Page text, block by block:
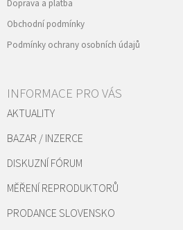
Doprava a platba
Obchodní podmínky
Podmínky ochrany osobních údajů
INFORMACE PRO VÁS
AKTUALITY
BAZAR / INZERCE
DISKUZNÍ FÓRUM
MĚŘENÍ REPRODUKTORŮ
PRODANCE SLOVENSKO